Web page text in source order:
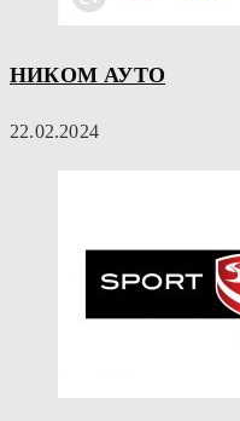
НИКОМ АУТО
22.02.2024